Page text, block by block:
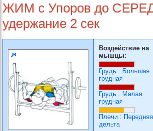
ЖИМ с Упоров до
удержание 2 сек
Воздействие на
мышцы:
Грудь : Большая
грудная
Грудь : Малая
грудная
Плечи : Передняя
дельта